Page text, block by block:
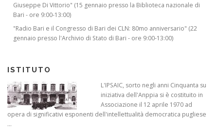
Giuseppe Di Vittorio" (15 gennaio presso la Biblioteca nazionale di
Bari - ore 9:00-13:00)
"Radio Bari e il Congresso di Bari dei CLN: 80mo anniversario" (22
gennaio presso l'Archivio di Stato di Bari - ore 9:00-13:00)
ISTITUTO
L'IPSAIC, sorto negli anni Cinquanta su
iniziativa dell'Anppia si è costituito in
Associazione il 12 aprile 1970 ad
opera di significativi esponenti dell'intellettualità democratica pugliese
...